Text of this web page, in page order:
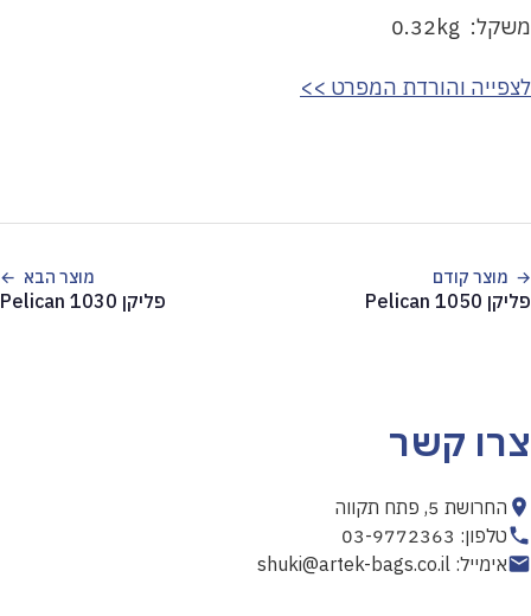
משקל: 0.32kg
לצפייה והורדת המפרט >>
מוצר קודם
פליקן 1050 Pelican
מוצר הבא
פליקן 1030 Pelican
צרו קשר
החרושת 5, פתח תקווה
טלפון: 03-9772363
אימייל: shuki@artek-bags.co.il